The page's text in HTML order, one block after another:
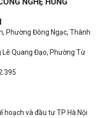
Phường Đông Ngạc, Thành
Lê Quang Đạo, Phường Từ
hoạch và đầu tư TP Hà Nội